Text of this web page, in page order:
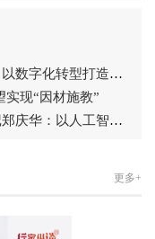
江南大学党委常委、副校长李兆丰：以数字化转型打造智慧育人新生态
实现“因材施教”
中国工程院院士、同济大学党委书记郑庆华：以人工智能赋能教育强国建设...
更多+